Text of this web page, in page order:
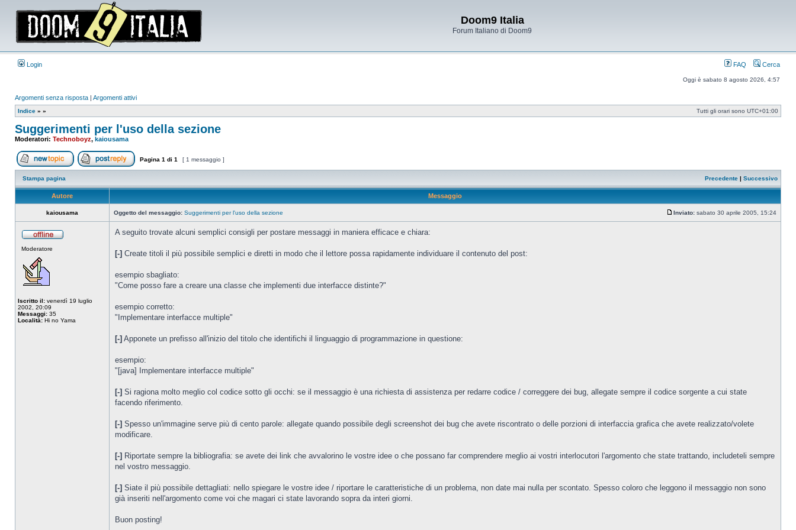
Doom9 Italia
Forum Italiano di Doom9
Login FAQ Cerca
Oggi è sabato 8 agosto 2026, 4:57
Argomenti senza risposta | Argomenti attivi
Indice » » Tutti gli orari sono UTC+01:00
Suggerimenti per l'uso della sezione
Moderatori: Technoboyz, kaiousama
Apri un nuovo argomentoRispondi all’argomento
Pagina 1 di 1 [ 1 messaggio ]
Stampa pagina Precedente | Successivo
Autore Messaggio
kaiousama Oggetto del messaggio: Suggerimenti per l'uso della sezione
Inviato: sabato 30 aprile 2005, 15:24
Moderatore
Iscritto il: venerdì 19 luglio
2002, 20:09
Messaggi: 35
Località: Hi no Yama
A seguito trovate alcuni semplici consigli per postare messaggi in maniera efficace e chiara:
[-] Create titoli il più possibile semplici e diretti in modo che il lettore possa rapidamente individuare il contenuto del post:
esempio sbagliato:
"Come posso fare a creare una classe che implementi due interfacce distinte?"
esempio corretto:
"Implementare interfacce multiple"
[-] Apponete un prefisso all'inizio del titolo che identifichi il linguaggio di programmazione in questione:
esempio:
"[java] Implementare interfacce multiple"
[-] Si ragiona molto meglio col codice sotto gli occhi: se il messaggio è una richiesta di assistenza per redarre codice / correggere dei bug, allegate sempre il codice sorgente a cui state
facendo riferimento.
[-] Spesso un'immagine serve più di cento parole: allegate quando possibile degli screenshot dei bug che avete riscontrato o delle porzioni di interfaccia grafica che avete realizzato/volete
modificare.
[-] Riportate sempre la bibliografia: se avete dei link che avvalorino le vostre idee o che possano far comprendere meglio ai vostri interlocutori l'argomento che state trattando, includeteli sempre
nel vostro messaggio.
[-] Siate il più possibile dettagliati: nello spiegare le vostre idee / riportare le caratteristiche di un problema, non date mai nulla per scontato. Spesso coloro che leggono il messaggio non sono
già inseriti nell'argomento come voi che magari ci state lavorando sopra da interi giorni.
Buon posting!